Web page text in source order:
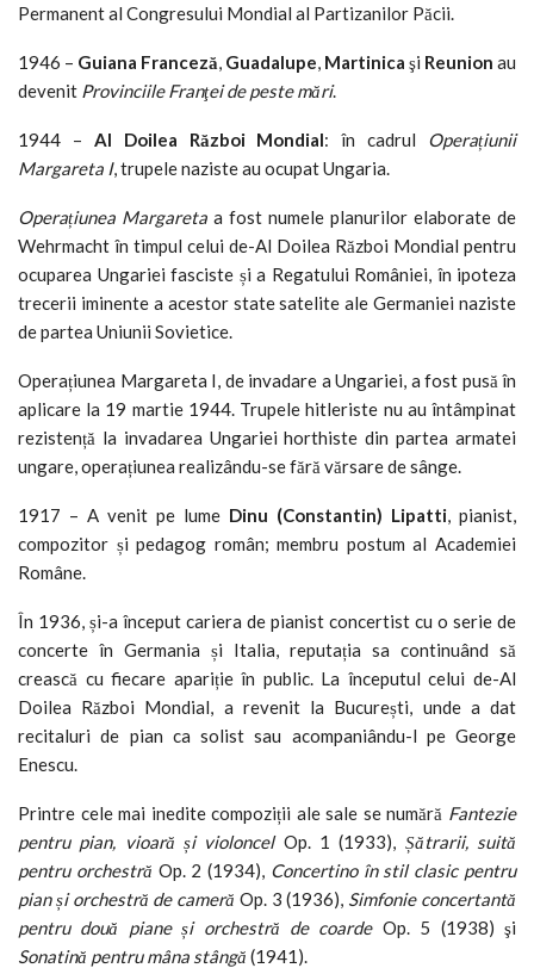
Permanent al Congresului Mondial al Partizanilor Păcii.
1946 – Guiana Franceză, Guadalupe, Martinica şi Reunion au
devenit Provinciile Franţei de peste mări.
1944 – Al Doilea Război Mondial: în cadrul Operațiunii
Margareta I, trupele naziste au ocupat Ungaria.
Operațiunea Margareta a fost numele planurilor elaborate de
Wehrmacht în timpul celui de-Al Doilea Război Mondial pentru
ocuparea Ungariei fasciste și a Regatului României, în ipoteza
trecerii iminente a acestor state satelite ale Germaniei naziste
de partea Uniunii Sovietice.
Operațiunea Margareta I, de invadare a Ungariei, a fost pusă în
aplicare la 19 martie 1944. Trupele hitleriste nu au întâmpinat
rezistență la invadarea Ungariei horthiste din partea armatei
ungare, operațiunea realizându-se fără vărsare de sânge.
1917 – A venit pe lume Dinu (Constantin) Lipatti, pianist,
compozitor și pedagog român; membru postum al Academiei
Române.
În 1936, și-a început cariera de pianist concertist cu o serie de
concerte în Germania și Italia, reputația sa continuând să
crească cu fiecare apariție în public. La începutul celui de-Al
Doilea Război Mondial, a revenit la București, unde a dat
recitaluri de pian ca solist sau acompaniându-l pe George
Enescu.
Printre cele mai inedite compoziții ale sale se numără Fantezie
pentru pian, vioară și violoncelOp. 1 (1933), Șătrarii, suită
pentru orchestră Op. 2 (1934), Concertino în stil clasic pentru
pian și orchestră de cameră Op. 3 (1936), Simfonie concertantă
pentru două piane și orchestră de coardeOp. 5 (1938) şi
Sonatină pentru mâna stângă (1941).